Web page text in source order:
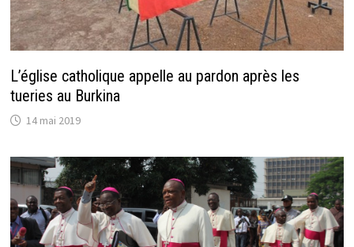
L’église catholique appelle au pardon après les
tueries au Burkina
14 mai 2019